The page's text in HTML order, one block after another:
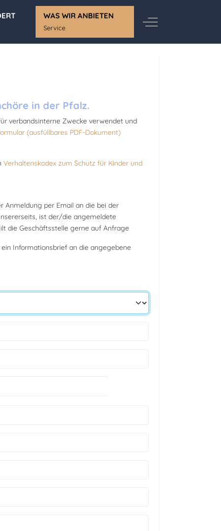
WAS WIR ANBIETEN
Service
Off-Canvas Toggle
in der Pfalz.
verbandsinterne Zwecke verwendet und
(ausfüllbares PDF-Dokument)
Verhaltenskodex zum Schutz für Kinder und
Anmeldung per Email an die bei der
ist der/die angemeldete
die Geschäftsstelle gerne auf Anfrage
Informationsbrief an die angegebene